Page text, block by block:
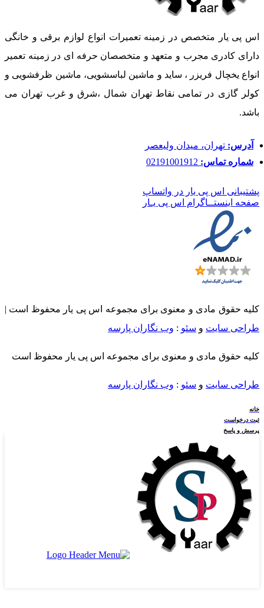
اس پی یار متخصص در زمینه تعمیرات انواع لوازم برقی و خانگی
دارای کادری مجرب و متعهد و متخصصان حرفه ای در زمینه تعمیر
انواع یخچال فریزر ، ساید و ماشین لباسشویی، ماشین ظرفشویی و
کولر گازی در تمامی نقاط تهران شمال ،شرق و غرب تهران می
باشد.
آدرس: تهران، میدان ولیعصر
شماره تماس:
پشتیبانی اس پی یار در واتساپ
صفحه اینستــاگرام اس پی یـار
کلیه حقوق مادی و معنوی برای مجموعه اس پی یار محفوظ است |
طراحی سایت و سئو : وب نگاران پارسه
کلیه حقوق مادی و معنوی برای مجموعه اس پی یار محفوظ است
طراحی سایت و سئو : وب نگاران پارسه
خانه
ثبت درخواست
پرسش و پاسخ